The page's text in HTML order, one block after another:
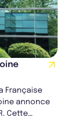
Française
annonce
Cette
d’inves...